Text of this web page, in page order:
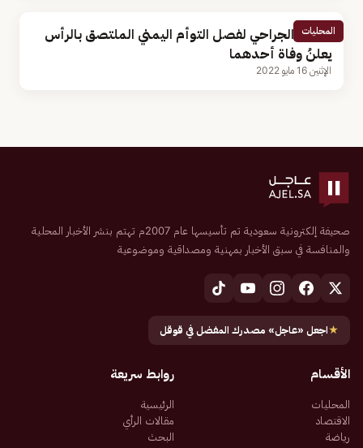
المحليات
الفريق الجراحي لفصل التوأم اليمني الملتصق بالرأس
يعلنُ وفاة أحدهما
الإثنين 16 مايو 2022
صحيفة إلكترونية سعودية تم تأسيسها عام 2007م تهتم بنشر الأخبار المحلية
والمنافسة في سبق الأخبار بمهنية ومصداقية وموضوعية
★اجعل «عاجل» مصدرك المفضل في قوقل
الأقسام
المحليات
الاقتصاد
رياضة
روابط سريعة
الرئيسية
مقالات الرأي
البحث